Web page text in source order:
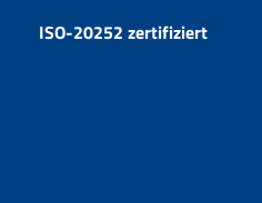
ISO-20252 zertifiziert